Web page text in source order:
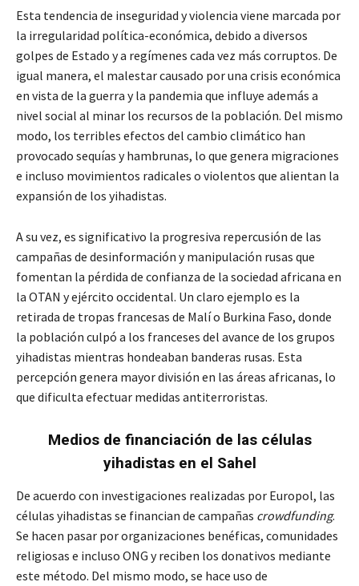
Esta tendencia de inseguridad y violencia viene marcada por
la irregularidad política-económica, debido a diversos
golpes de Estado y a regímenes cada vez más corruptos. De
igual manera, el malestar causado por una crisis económica
en vista de la guerra y la pandemia que influye además a
nivel social al minar los recursos de la población. Del mismo
modo, los terribles efectos del cambio climático han
provocado sequías y hambrunas, lo que genera migraciones
e incluso movimientos radicales o violentos que alientan la
expansión de los yihadistas.
A su vez, es significativo la progresiva repercusión de las
campañas de desinformación y manipulación rusas que
fomentan la pérdida de confianza de la sociedad africana en
la OTAN y ejército occidental. Un claro ejemplo es la
retirada de tropas francesas de Malí o Burkina Faso, donde
la población culpó a los franceses del avance de los grupos
yihadistas mientras hondeaban banderas rusas. Esta
percepción genera mayor división en las áreas africanas, lo
que dificulta efectuar medidas antiterroristas.
Medios de financiación de las células
yihadistas en el Sahel
De acuerdo con investigaciones realizadas por Europol, las
células yihadistas se financian de campañas crowdfunding.
Se hacen pasar por organizaciones benéficas, comunidades
religiosas e incluso ONG y reciben los donativos mediante
este método. Del mismo modo, se hace uso de